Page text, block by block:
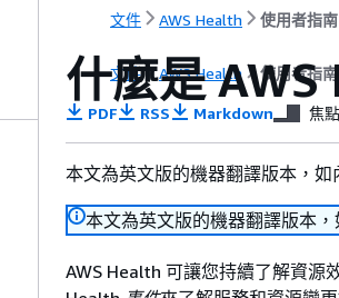
文件 AWS Health 使用者指南
文件 AWS Health 使用者指南
什麼是
PDF RSS Markdown 焦
本文為英文版的機器翻譯版本，
本文為英文版的機器翻譯版本
AWS Health 可讓您持續了解資源